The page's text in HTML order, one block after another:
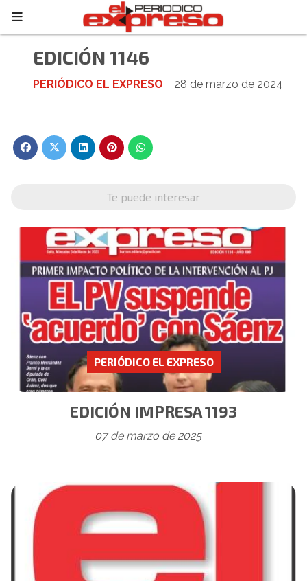
EDICIÓN 1146
PERIÓDICO EL EXPRESO 28 de marzo de 2024
Te puede interesar
EDICIÓN IMPRESA 1193
PERIÓDICO EL EXPRESO
07 de marzo de 2025